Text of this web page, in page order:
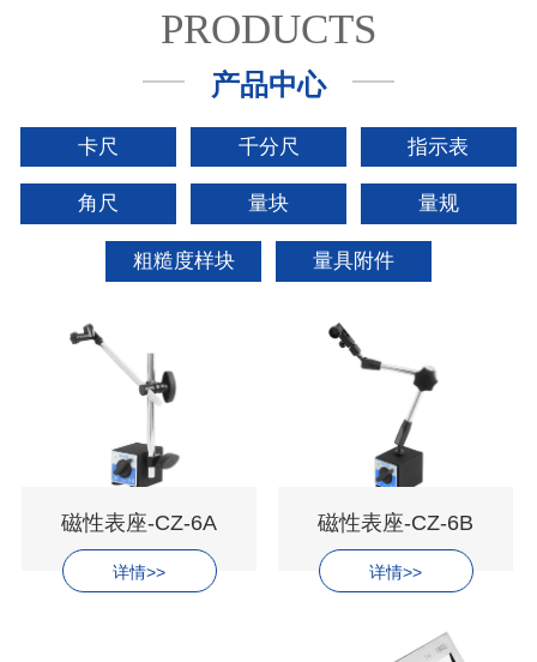
PRODUCTS
产品中心
卡尺 千分尺 指示表
角尺 量块 量规
粗糙度样块 量具附件
磁性表座-CZ-6A
详情>>
磁性表座-CZ-6B
详情>>